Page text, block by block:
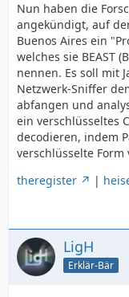
Nun haben die
angekündigt, auf
Buenos Aires ein
welches sie BEAST
nennen. Es soll mit
Netzwerk-Sniffer
abfangen und
ein verschlüsseltes
decodieren, indem
verschlüsselte
theregister
|
LigH
Erklär-Bär